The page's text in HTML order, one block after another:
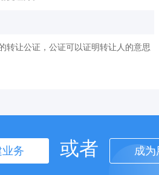
转让公证，公证可以证明转让人的意思
务 或者 成为